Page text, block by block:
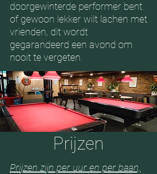
doorgewinterde performer bent
of gewoon lekker wilt lachen met
vrienden, dit wordt
gegarandeerd een avond om
nooit te vergeten.
Prijzen
Prijzen zijn per uur en per baan,